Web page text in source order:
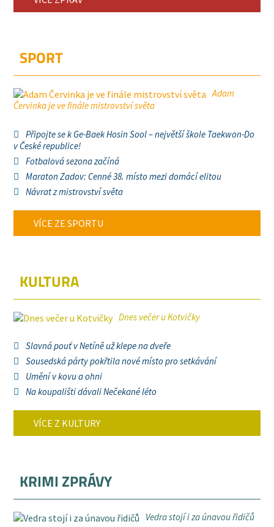
SPORT
Adam
Červinka je ve finále mistrovství světa
Připojte se k Ge-Baek Hosin Sool – největší škole Taekwon-Do
v České republice!
Fotbalová sezona začíná
Maraton Zadov: Cenné 38. místo mezi domácí elitou
Návrat z mistrovství světa
VÍCE ZE SPORTU
KULTURA
Dnes večer u Kotvičky
Slavná pouť v Netíně už klepe na dveře
Sousedská párty pokřtila nové místo pro setkávání
Umění v kovu a ohni
Na koupališti dávali Nečekané léto
VÍCE Z KULTURY
KRIMI ZPRÁVY
Vedra stojí i za únavou řidičů